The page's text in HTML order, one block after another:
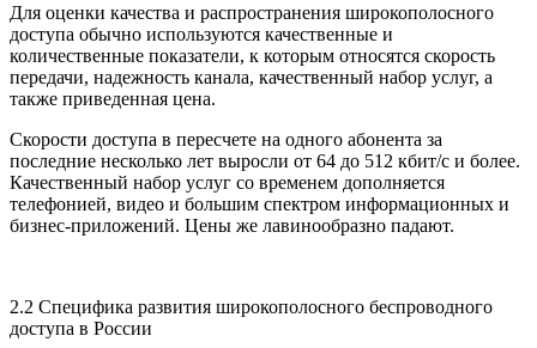
Для оценки качества и распространения широкополосного
доступа обычно используются качественные и
количественные показатели, к которым относятся скорость
передачи, надежность канала, качественный набор услуг, а
также приведенная цена.
Скорости доступа в пересчете на одного абонента за
последние несколько лет выросли от 64 до 512 кбит/с и более.
Качественный набор услуг со временем дополняется
телефонией, видео и большим спектром информационных и
бизнес-приложений. Цены же лавинообразно падают.
2.2 Специфика развития широкополосного беспроводного
доступа в России